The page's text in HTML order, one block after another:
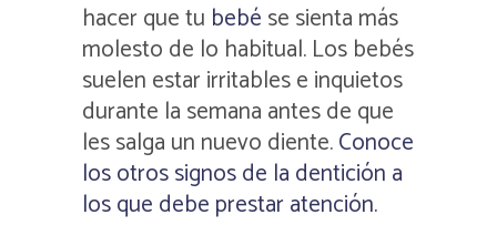
hacer que tu bebé se sienta más
molesto de lo habitual. Los bebés
suelen estar irritables e inquietos
durante la semana antes de que
les salga un nuevo diente.Conoce
los otros signos de la dentición a
los que debe prestar atención.